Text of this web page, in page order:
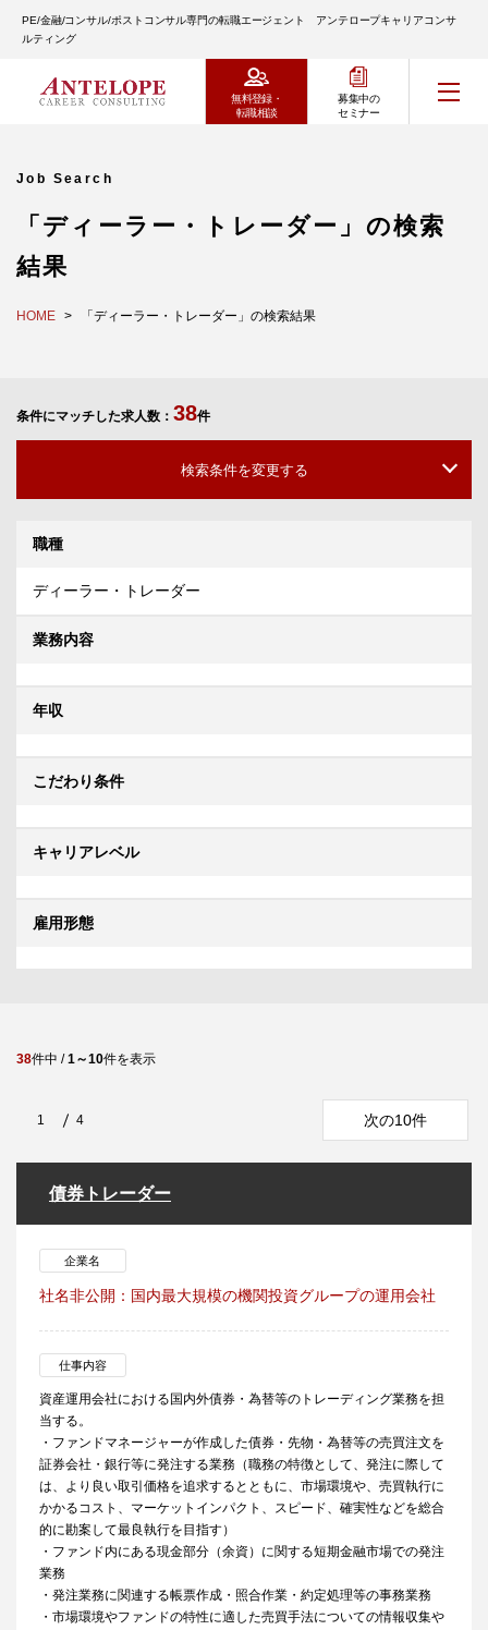
PE/金融/コンサル/ポストコンサル専門の転職エージェント アンテロープキャリアコンサ
ルティング
無料登録・
転職相談
募集中の
セミナー
Job Search
「ディーラー・トレーダー」の検索
結果
HOME 「ディーラー・トレーダー」の検索結果
条件にマッチした求人数： 38件
検索条件を変更する
職種
ディーラー・トレーダー
業務内容
年収
こだわり条件
キャリアレベル
雇用形態
38件中 /1～10件を表示
1 4 次の10件
債券トレーダー
企業名
社名非公開：国内最大規模の機関投資グループの運用会社
仕事内容
資産運用会社における国内外債券・為替等のトレーディング業務を担
当する。
・ファンドマネージャーが作成した債券・先物・為替等の売買注文を
証券会社・銀行等に発注する業務（職務の特徴として、発注に際して
は、より良い取引価格を追求するとともに、市場環境や、売買執行に
かかるコスト、マーケットインパクト、スピード、確実性などを総合
的に勘案して最良執行を目指す）
・ファンド内にある現金部分（余資）に関する短期金融市場での発注
業務
・発注業務に関連する帳票作成・照合作業・約定処理等の事務業務
・市場環境やファンドの特性に適した売買手法についての情報収集や